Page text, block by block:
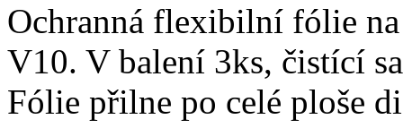
Ochranná flexibilní fólie
V10. V balení 3ks, čistící
Fólie přilne po celé ploše